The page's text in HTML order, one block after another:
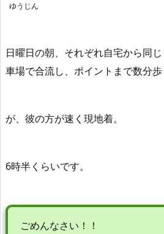
ゆうじん
日曜日の朝、それぞれ自宅から同
車場で合流し、ポイントまで数分歩
が、彼の方が速く現地着。
6時半くらいです。
ごめんなさい！！